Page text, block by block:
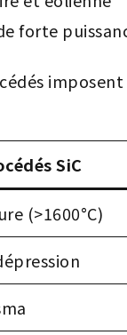
forte
SiC
(>1600°C)